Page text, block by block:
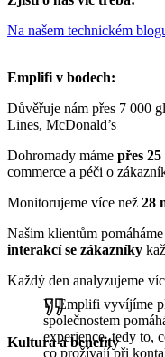
Na našem technickém
Emplifi v bodech:
Důvěřuje nám přes 7 000
Lines, McDonald’s
Dohromady máme přes 25
commerce a péči o
Monitorujeme více než 28
Našim klientům
interakcí se zákazníky
Každý den analyzujeme
Kultura a benefity
V Emplifi vyvíjíme
společnostem
experience, tedy to,
co prožívají při